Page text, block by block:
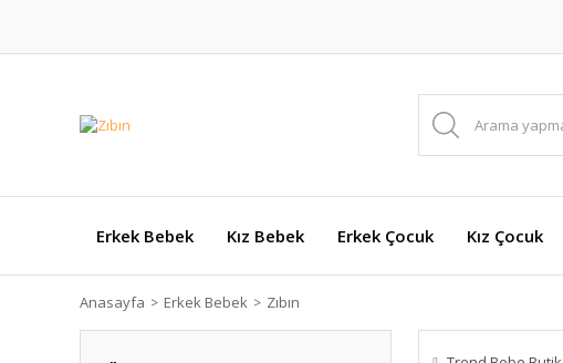
Erkek Bebek Kız Bebek Erkek Çocuk Kız Çocuk
Anasayfa Erkek Bebek Zıbın